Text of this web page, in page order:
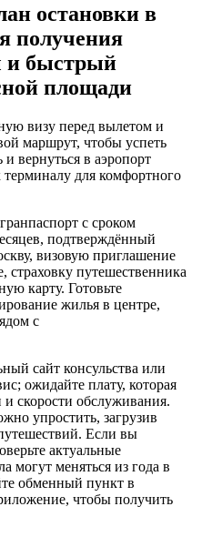
остановки в
получения
и быстрый
площади
визу перед вылетом и
маршрут, чтобы успеть
вернуться в аэропорт
терминалу для комфортного
с сроком
подтверждённый
визовую приглашение
страховку путешественника
карту. Готовьте
жилья в центре,
с
сайт консульства или
ожидайте плату, которая
и скорости обслуживания.
упростить, загрузив
Если вы
актуальные
могут меняться из года в
обменный пункт в
чтобы получить